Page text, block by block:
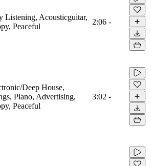
Listening, Acousticguitar,
Peaceful
2:06 -
Deep House,
Piano, Advertising,
Peaceful
3:02 -